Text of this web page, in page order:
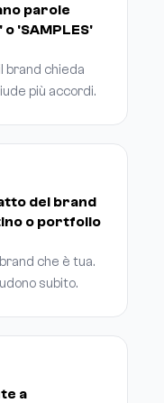
parole
'SAMPLES'
brand chieda
più accordi.
dei brand
o portfolio
che è tua.
subito.
a